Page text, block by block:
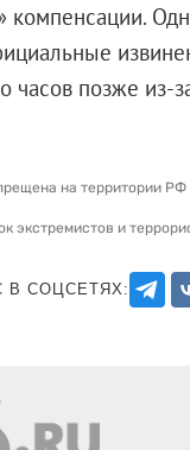
компенсации.
часов позже
на территории РФ
экстремистов и
В СОЦСЕТЯХ: